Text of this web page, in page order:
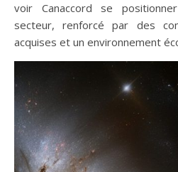
voir Canaccord se
secteur, renforcé par des
acquises et un environnement